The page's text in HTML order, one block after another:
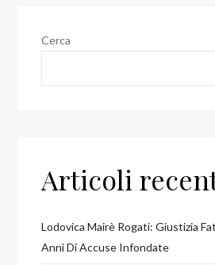
Cerca
Articoli
Lodovica Mairè Rogati: Giustizia
Anni Di Accuse Infondate